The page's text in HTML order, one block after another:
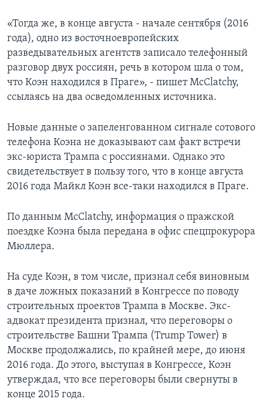
«Тогда же, в конце августа - начале сентября (2016
года), одно из восточноевропейских
разведывательных агентств записало телефонный
разговор двух россиян, речь в котором шла о том,
что Коэн находился в Праге», - пишет McClatchy,
ссылаясь на два осведомленных источника.
Новые данные о запеленгованном сигнале сотового
телефона Коэна не доказывают сам факт встречи
экс-юриста Трампа с россиянами. Однако это
свидетельствует в пользу того, что в конце августа
2016 года Майкл Коэн все-таки находился в Праге.
По данным McClatchy, информация о пражской
поездке Коэна была передана в офис спецпрокурора
Мюллера.
На суде Коэн, в том числе, признал себя виновным
в даче ложных показаний в Конгрессе по поводу
строительных проектов Трампа в Москве. Экс-
адвокат президента признал, что переговоры о
строительстве Башни Трампа (Trump Tower) в
Москве продолжались, по крайней мере, до июня
2016 года. До этого, выступая в Конгрессе, Коэн
утверждал, что все переговоры были свернуты в
конце 2015 года.